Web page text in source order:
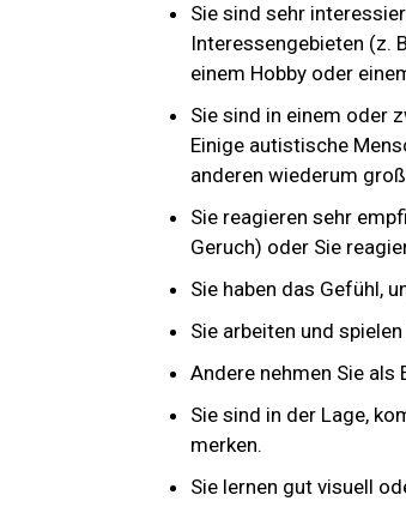
Sie sind sehr
Interessengebieten (z.
einem Hobby oder
Sie sind in einem oder
Einige autistische
anderen wiederum
Sie reagieren sehr
Geruch) oder Sie
Sie haben das Gefühl,
Sie arbeiten und
Andere nehmen Sie als
Sie sind in der Lage,
merken.
Sie lernen gut visuell